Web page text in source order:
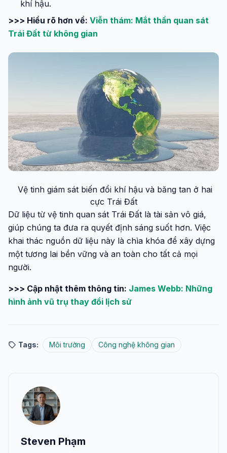
khí hậu.
>>> Hiểu rõ hơn về: Viễn thám: Mắt thần quan sát
Trái Đất từ không gian
Vệ tinh giám sát biến đổi khí hậu và băng tan ở hai
cực Trái Đất
Dữ liệu từ vệ tinh quan sát Trái Đất là tài sản vô giá,
giúp chúng ta đưa ra quyết định sáng suốt hơn. Việc
khai thác nguồn dữ liệu này là chìa khóa để xây dựng
một tương lai bền vững và an toàn cho tất cả mọi
người.
>>> Cập nhật thêm thông tin: James Webb: Những
hình ảnh vũ trụ thay đổi lịch sử
Tags: Môi trường Công nghệ không gian
Steven Phạm